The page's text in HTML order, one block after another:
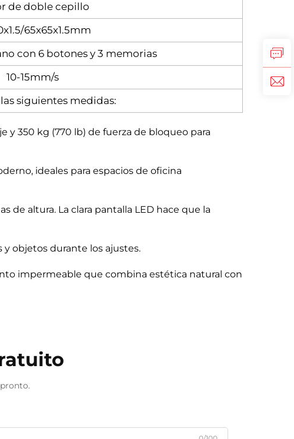
de doble cepillo
65x65x1.5mm
con 6 botones y 3 memorias
10-15mm/s
siguientes medidas:
350 kg (770 lb) de fuerza de bloqueo para
ideales para espacios de oficina
altura. La clara pantalla LED hace que la
objetos durante los ajustes.
impermeable que combina estética natural con